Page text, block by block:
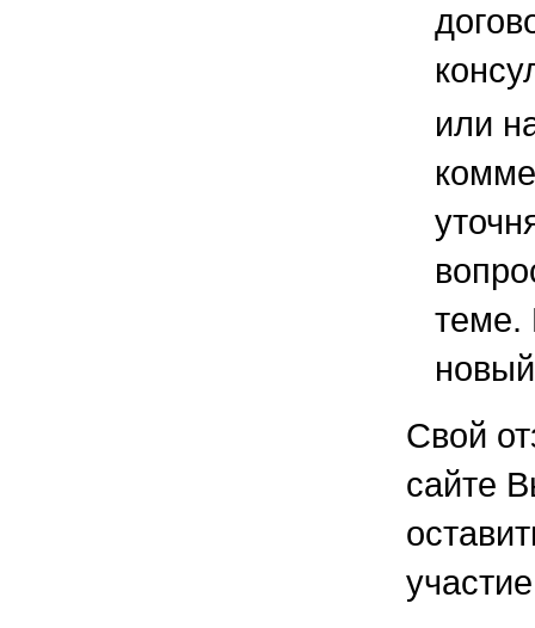
или
теме.
Свой
сайте